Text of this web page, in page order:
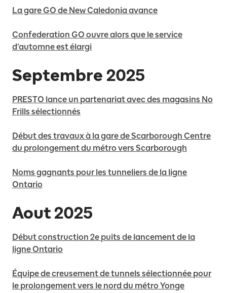
La gare GO de New Caledonia avance
Confederation GO ouvre alors que le service
d’automne est élargi
Septembre 2025
PRESTO lance un partenariat avec des magasins No
Frills sélectionnés
Début des travaux à la gare de Scarborough Centre
du prolongement du métro vers Scarborough
Noms gagnants pour les tunneliers de la ligne
Ontario
Aout 2025
Début construction 2e puits de lancement de la
ligne Ontario
Équipe de creusement de tunnels sélectionnée pour
le prolongement vers le nord du métro Yonge